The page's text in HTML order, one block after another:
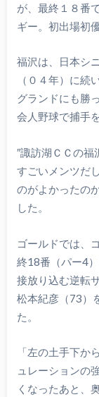
が、最終１８番
ギー。初出場初
福沢は、日本シ
（０４年）に続
グランドにも勝
会人野球で捕手
″諏訪湖ＣＣの
すごいメンツだ
のがよかったの
した。
ゴールドでは、
終18番（パー4
接放り込む逆転
松本紀彦（73）
た。
「左の土手下か
ュレーションの
くなったあと、